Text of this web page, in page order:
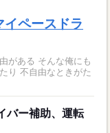
ペースドラ
がある そんな俺にも
り 不自由なときがた
バー補助、運転